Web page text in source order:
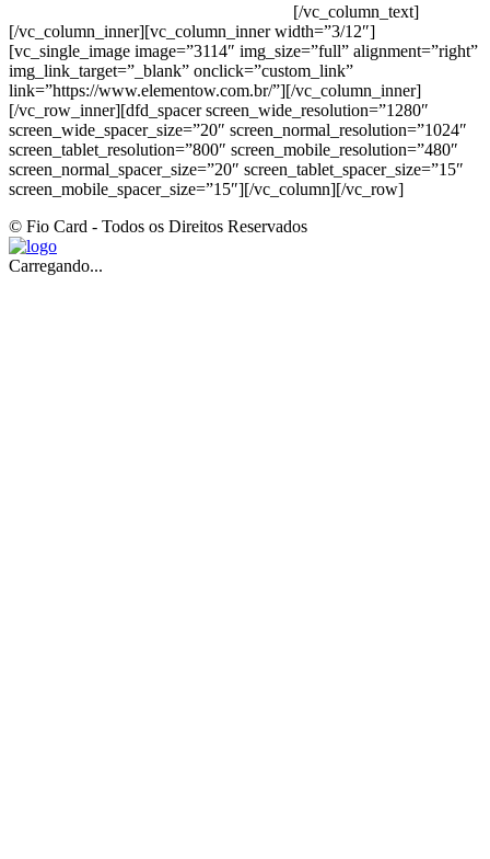
[/vc_column_text]
[/vc_column_inner][vc_column_inner width=”3/12″]
[vc_single_image image=”3114″ img_size=”full” alignment=”right”
img_link_target=”_blank” onclick=”custom_link”
link=”https://www.elementow.com.br/”][/vc_column_inner]
[/vc_row_inner][dfd_spacer screen_wide_resolution=”1280″
screen_wide_spacer_size=”20″ screen_normal_resolution=”1024″
screen_tablet_resolution=”800″ screen_mobile_resolution=”480″
screen_normal_spacer_size=”20″ screen_tablet_spacer_size=”15″
screen_mobile_spacer_size=”15″][/vc_column][/vc_row]
© Fio Card - Todos os Direitos Reservados
Carregando...